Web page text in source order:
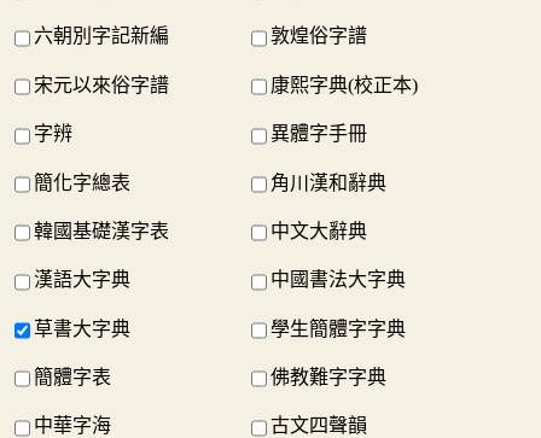
六朝別字記新編 敦煌俗字譜
宋元以來俗字譜 康熙字典(校正本)
字辨 異體字手冊
簡化字總表 角川漢和辭典
韓國基礎漢字表 中文大辭典
漢語大字典 中國書法大字典
草書大字典 學生簡體字字典
簡體字表 佛教難字字典
中華字海 古文四聲韻